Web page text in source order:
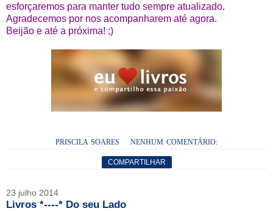
esforçaremos para manter tudo sempre atualizado.
Agradecemos por nos acompanharem até agora.
Beijão e até a próxima! ;)
PRISCILA SOARES NENHUM COMENTÁRIO:
COMPARTILHAR
23 julho 2014
Livros *----* Do seu Lado